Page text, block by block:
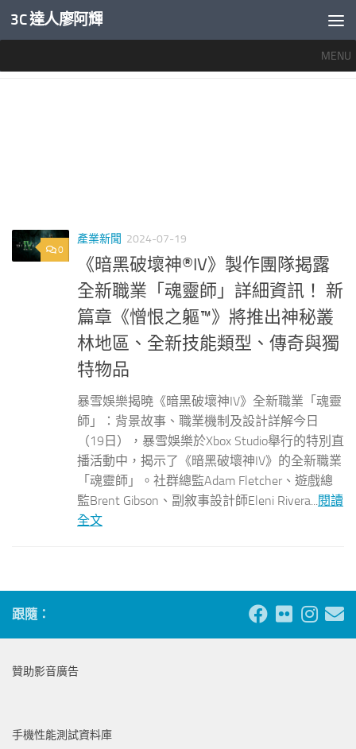
內文下方
3C 達人廖阿輝
MENU
0
產業新聞 2024-07-19
《暗黑破壞神®IV》製作團隊揭露
全新職業「魂靈師」詳細資訊！ 新
篇章《憎恨之軀™》將推出神秘叢
林地區、全新技能類型、傳奇與獨
特物品
暴雪娛樂揭曉《暗黑破壞神IV》全新職業「魂靈
師」：背景故事、職業機制及設計詳解今日
（19日），暴雪娛樂於Xbox Studio舉行的特別直
播活動中，揭示了《暗黑破壞神IV》的全新職業
「魂靈師」。社群總監Adam Fletcher、遊戲總
監Brent Gibson、副敘事設計師Eleni Rivera...閱讀
全文
跟隨：
贊助影音廣告
手機性能測試資料庫